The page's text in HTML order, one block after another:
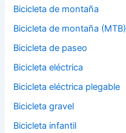
Bicicleta de montaña
Bicicleta de montaña (MTB)
Bicicleta de paseo
Bicicleta eléctrica
Bicicleta eléctrica plegable
Bicicleta gravel
Bicicleta infantil